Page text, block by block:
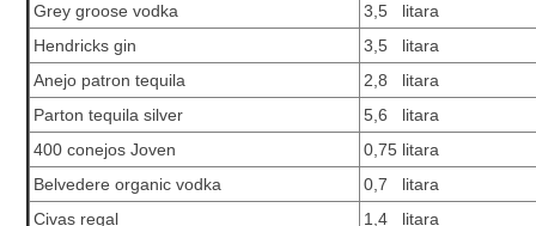
Grey groose vodka
3,5 litara
Hendricks gin
3,5 litara
Anejo patron tequila
2,8 litara
Parton tequila silver
5,6 litara
400 conejos Joven
0,75 litara
Belvedere organic vodka
0,7 litara
Civas regal
1,4 litara